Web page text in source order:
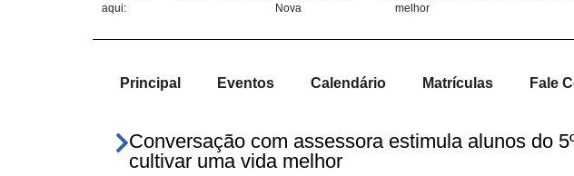
aqui:
Nova
melhor
Principal Eventos Calendário Matrículas Fale
Conversação com assessora estimula alunos do
cultivar uma vida melhor